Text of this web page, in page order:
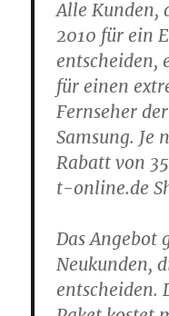
Alle Kunden,
2010 für ein
entscheiden,
für einen
Fernseher
Samsung. Je
Rabatt von
t-online.de
Das Angebot
Neukunden,
entscheiden.